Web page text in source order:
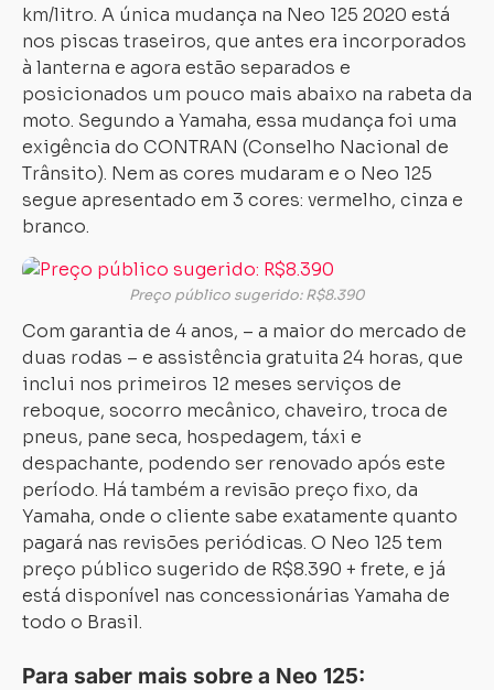
km/litro. A única mudança na Neo 125 2020 está
nos piscas traseiros, que antes era incorporados
à lanterna e agora estão separados e
posicionados um pouco mais abaixo na rabeta da
moto. Segundo a Yamaha, essa mudança foi uma
exigência do CONTRAN (Conselho Nacional de
Trânsito). Nem as cores mudaram e o Neo 125
segue apresentado em 3 cores: vermelho, cinza e
branco.
Preço público sugerido: R$8.390
Com garantia de 4 anos, – a maior do mercado de
duas rodas – e assistência gratuita 24 horas, que
inclui nos primeiros 12 meses serviços de
reboque, socorro mecânico, chaveiro, troca de
pneus, pane seca, hospedagem, táxi e
despachante, podendo ser renovado após este
período. Há também a revisão preço fixo, da
Yamaha, onde o cliente sabe exatamente quanto
pagará nas revisões periódicas. O Neo 125 tem
preço público sugerido de R$8.390 + frete, e já
está disponível nas concessionárias Yamaha de
todo o Brasil.
Para saber mais sobre a Neo 125:
Carregando...
Carregando...